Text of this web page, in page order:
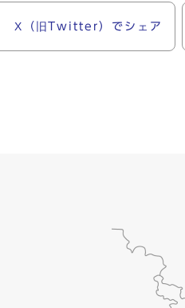
X（旧Twitter）でシェア